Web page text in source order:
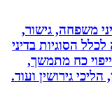
גישור,
בדיני
כח מתמשך,
גירושין ועוד.